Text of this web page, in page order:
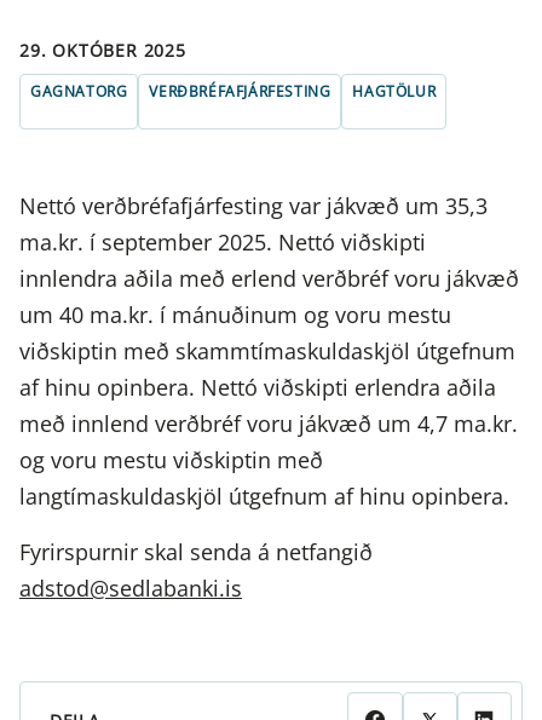
29. OKTÓBER 2025
GAGNATORG VERÐBRÉFAFJÁRFESTING HAGTÖLUR
Nettó verðbréfafjárfesting var jákvæð um 35,3
ma.kr. í september 2025. Nettó viðskipti
innlendra aðila með erlend verðbréf voru jákvæð
um 40 ma.kr. í mánuðinum og voru mestu
viðskiptin með skammtímaskuldaskjöl útgefnum
af hinu opinbera. Nettó viðskipti erlendra aðila
með innlend verðbréf voru jákvæð um 4,7 ma.kr.
og voru mestu viðskiptin með
langtímaskuldaskjöl útgefnum af hinu opinbera.
Fyrirspurnir skal senda á netfangið
adstod@sedlabanki.is